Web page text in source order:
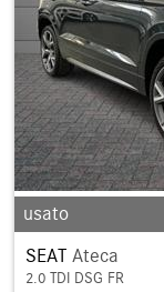
usato
SEAT Ateca
2.0 TDI DSG FR